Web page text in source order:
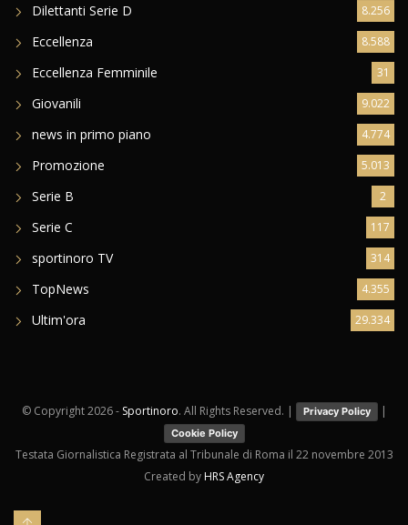
Dilettanti Serie D 8.256
Eccellenza 8.588
Eccellenza Femminile 31
Giovanili 9.022
news in primo piano 4.774
Promozione 5.013
Serie B 2
Serie C 117
sportinoro TV 314
TopNews 4.355
Ultim'ora 29.334
© Copyright2026 - Sportinoro. All Rights Reserved. | Privacy Policy |
Cookie Policy
Testata Giornalistica Registrata al Tribunale di Roma il 22 novembre 2013
Created by HRS Agency